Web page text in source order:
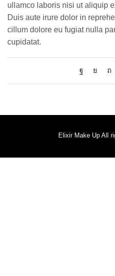
ullamco laboris nisi ut aliquip
Duis aute irure dolor in
cillum dolore eu fugiat nulla
cupidatat.
Elixir Make Up All